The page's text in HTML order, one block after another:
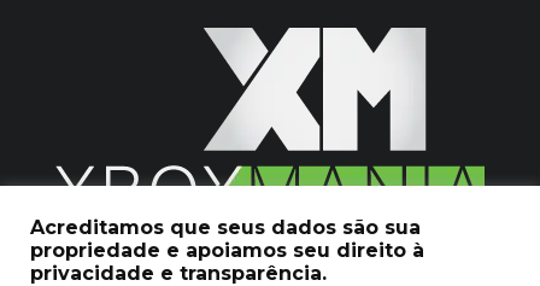
2020 © Xboxmania. Todos os Direitos Reservados.
Acreditamos que seus dados são sua
propriedade e apoiamos seu direito à
privacidade e transparência.